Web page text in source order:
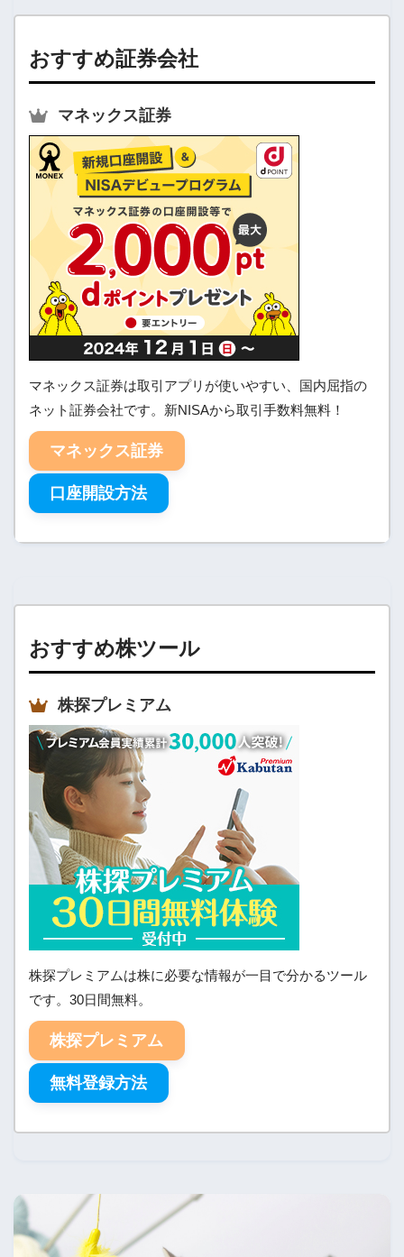
おすすめ証券会社
マネックス証券
マネックス証券は取引アプリが使いやすい、国内屈指の
ネット証券会社です。新NISAから取引手数料無料！
マネックス証券
口座開設方法
おすすめ株ツール
株探プレミアム
株探プレミアムは株に必要な情報が一目で分かるツール
です。30日間無料。
株探プレミアム
無料登録方法